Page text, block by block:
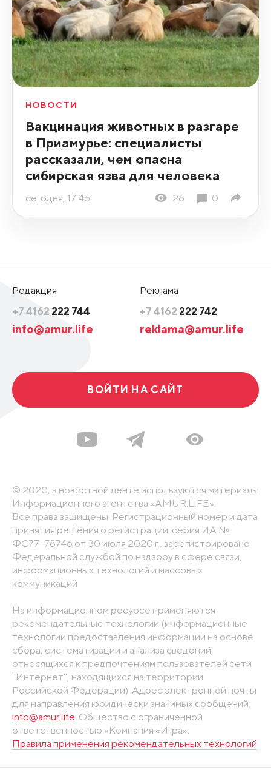
НОВОСТИ
Вакцинация животных в разгаре
в Приамурье: специалисты
рассказали, чем опасна
сибирская язва для человека
сегодня, 17:46 26 0
Редакция
+7 4162 222 744
info@amur.life
Реклама
+7 4162 222 742
reklama@amur.life
ВОЙТИ НА САЙТ
© 2020, в новостной ленте используются материалы
Информационного агентства «AMUR.LIFE».
Все права защищены. Регистрационный номер и дата
принятия решения о регистрации: серия ИА №
ФС77-78746 от 30 июля 2020 г., зарегистрировано
Федеральной службой по надзору в сфере связи,
информационных технологий и массовых
коммуникаций
На информационном ресурсе применяются
рекомендательные технологии (информационные
технологии предоставления информации на основе
сбора, систематизации и анализа сведений,
относящихся к предпочтениям пользователей сети
"Интернет", находящихся на территории
Российской Федерации). Адрес электронной почты
для направления юридически значимых сообщений:
info@amur.life. Общество с ограниченной
ответственностью «Компания «Игра».
Правила применения рекомендательных технологий